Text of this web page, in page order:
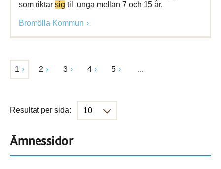
som riktar sig till unga mellan 7 och 15 år.
Bromölla Kommun
1 2 3 4 5 ...
Resultat per sida:
Ämnessidor